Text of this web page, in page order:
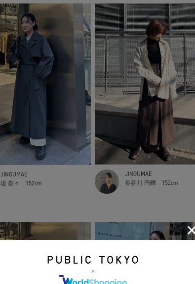
JINGUMAE
堤 奈々
152cm
JINGUMAE
長谷川 円樺
152cm